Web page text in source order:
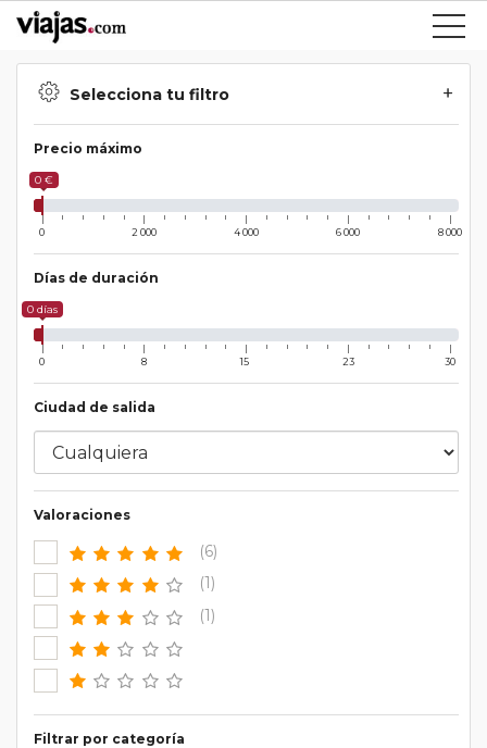
Selecciona tu filtro
Precio máximo
0 €
0 2 000 4 000 6 000 8 000
Días de duración
0 días
0 8 15 23 30
Ciudad de salida
Valoraciones
(6)
(1)
(1)
Filtrar por categoría